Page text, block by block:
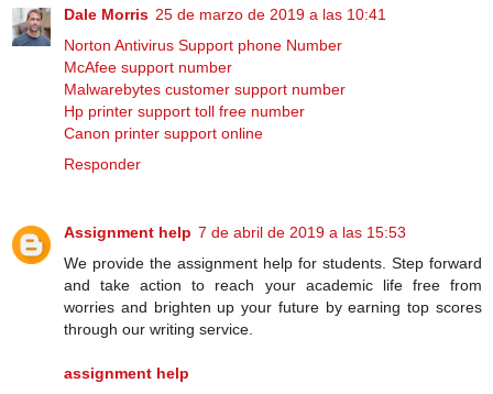
Dale Morris 25 de marzo de 2019 a las 10:41
Norton Antivirus Support phone Number
McAfee support number
Malwarebytes customer support number
Hp printer support toll free number
Canon printer support online
Responder
Assignment help 7 de abril de 2019 a las 15:53
We provide the assignment help for students. Step forward
and take action to reach your academic life free from
worries and brighten up your future by earning top scores
through our writing service.
assignment help